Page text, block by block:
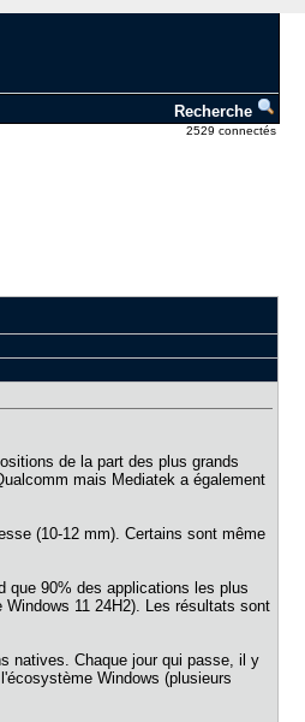
Recherche
2529 connectés
de la part des plus grands
mais Mediatek a également
(10-12 mm). Certains sont même
que 90% des applications les plus
11 24H2). Les résultats sont
natives. Chaque jour qui passe, il y
Windows (plusieurs